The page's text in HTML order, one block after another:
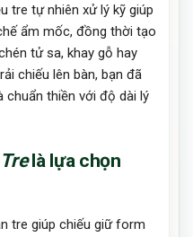
tre tự nhiên xử lý kỹ giúp
ẩm mốc, đồng thời tạo
tử sa, khay gỗ hay
chiếu lên bàn, bạn đã
chuẩn thiền với độ dài lý
là lựa chọn
tre giúp chiếu giữ form